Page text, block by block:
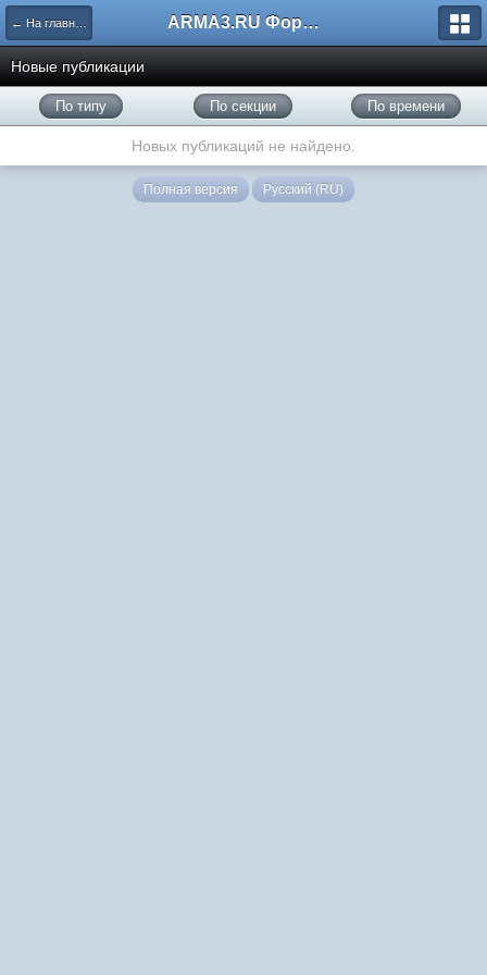
← На главную ARMA3.RU Форум
Новые публикации
По типу По секции По времени
Новых публикаций не найдено.
Полная версия Русский (RU)